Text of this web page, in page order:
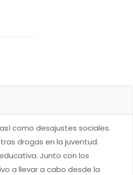
como desajustes sociales.
drogas en la juventud.
Junto con los
a llevar a cabo desde la